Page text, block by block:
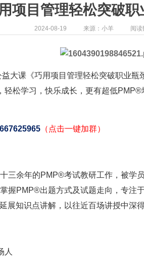
项目管理轻松突破职
2024-08-19 来源：小羊 阅
课《巧用项目管理轻松突破职业瓶
轻松学习，快乐成长，更有超低
（点击一键加群）
余年的PMP®考试教研工作，被学员
握PMP®出题方式及试题走向，专注
展知识点讲解，以往近百场讲授中深得
人